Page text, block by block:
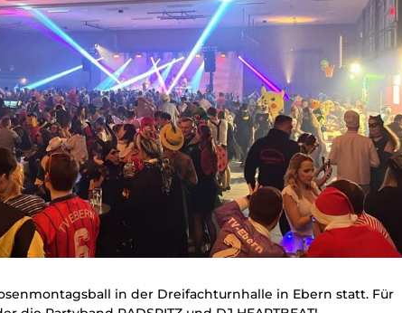
in der Dreifachturnhalle in Ebern statt. Für